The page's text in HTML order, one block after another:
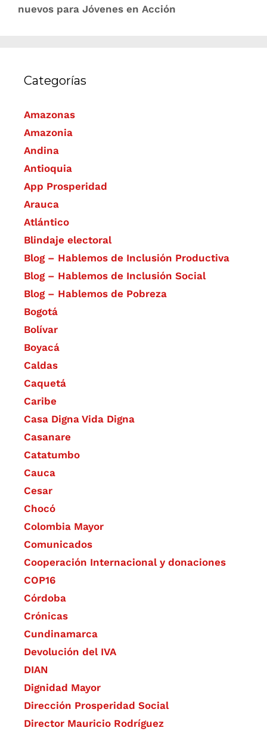
nuevos para Jóvenes en Acción
Categorías
Amazonas
Amazonia
Andina
Antioquia
App Prosperidad
Arauca
Atlántico
Blindaje electoral
Blog – Hablemos de Inclusión Productiva
Blog – Hablemos de Inclusión Social
Blog – Hablemos de Pobreza
Bogotá
Bolívar
Boyacá
Caldas
Caquetá
Caribe
Casa Digna Vida Digna
Casanare
Catatumbo
Cauca
Cesar
Chocó
Colombia Mayor
Comunicados
Cooperación Internacional y donaciones
COP16
Córdoba
Crónicas
Cundinamarca
Devolución del IVA
DIAN
Dignidad Mayor
Dirección Prosperidad Social
Director Mauricio Rodríguez